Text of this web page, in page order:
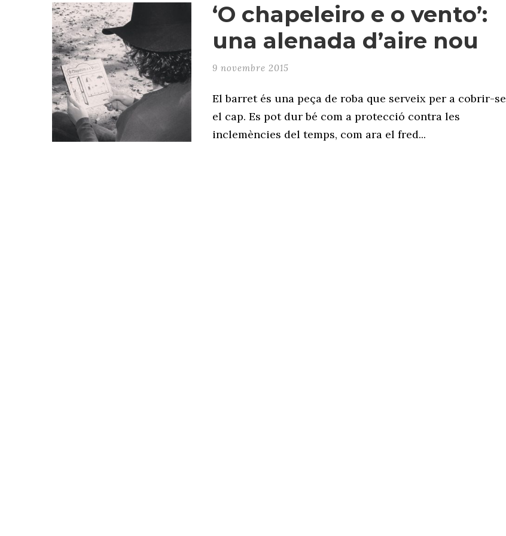
‘O chapeleiro e o vento’:
una alenada d’aire nou
9 novembre 2015
El barret és una peça de roba que serveix per a cobrir-se
el cap. Es pot dur bé com a protecció contra les
inclemències del temps, com ara el fred...